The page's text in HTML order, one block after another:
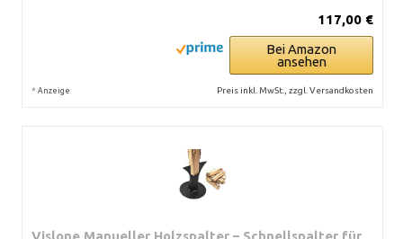
117,00 €
Bei Amazon
ansehen
* Anzeige Preis inkl. MwSt., zzgl. Versandkosten
Vislone Manueller Holzspalter – Schnellspalter für